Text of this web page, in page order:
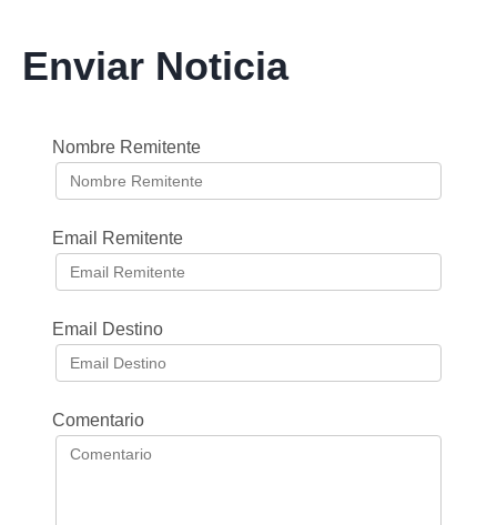
Enviar Noticia
Nombre Remitente
Email Remitente
Email Destino
Comentario